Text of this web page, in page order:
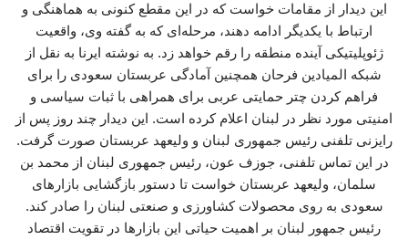
این دیدار از مقامات خواست که در این مقطع کنونی به هماهنگی و
ارتباط با یکدیگر ادامه دهند، مرحله‌ای که به گفته وی، واقعیت
ژئوپلیتیکی آینده منطقه را رقم خواهد زد. به نوشته ایرنا به نقل از
شبکه المیادین فرحان همچنین آمادگی عربستان سعودی را برای
فراهم کردن چتر حمایتی عربی برای همراهی با ثبات سیاسی و
امنیتی مورد نظر در لبنان اعلام کرده است. این دیدار چند روز پس از
رایزنی تلفنی رئیس جمهوری لبنان و ولیعهد عربستان صورت گرفت.
در این تماس تلفنی، جوزف عون، رئیس جمهوری لبنان از محمد بن
سلمان، ولیعهد عربستان خواست تا دستور بازگشایی بازارهای
سعودی به روی محصولات کشاورزی و صنعتی لبنان را صادر کند.
رئیس جمهور لبنان بر اهمیت حیاتی این بازارها در تقویت اقتصاد